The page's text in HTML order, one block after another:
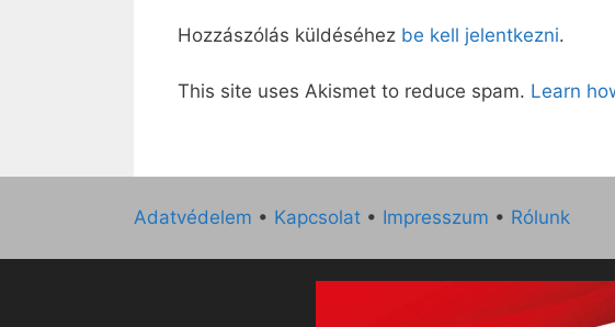
Hozzászólás küldéséhez be kell jelentkezni.
This site uses Akismet to reduce spam. Learn
Adatvédelem • Kapcsolat • Impresszum • Rólunk